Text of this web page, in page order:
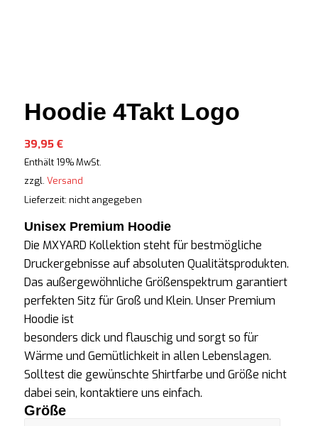
Hoodie 4Takt Logo
39,95 €
Enthält 19% MwSt.
zzgl. Versand
Lieferzeit: nicht angegeben
Unisex Premium Hoodie
Die MXYARD Kollektion steht für bestmögliche
Druckergebnisse auf absoluten Qualitätsprodukten.
Das außergewöhnliche Größenspektrum garantiert
perfekten Sitz für Groß und Klein. Unser Premium
Hoodie ist
besonders dick und flauschig und sorgt so für
Wärme und Gemütlichkeit in allen Lebenslagen.
Solltest die gewünschte Shirtfarbe und Größe nicht
dabei sein, kontaktiere uns einfach.
Größe